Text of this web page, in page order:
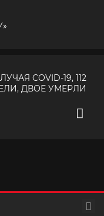
COVID-19, 112
ДВОЕ УМЕРЛИ